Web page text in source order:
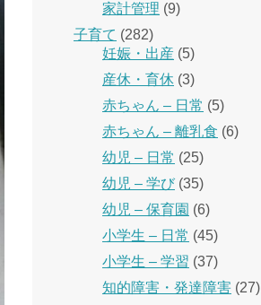
家計管理 (9)
子育て (282)
妊娠・出産 (5)
産休・育休 (3)
赤ちゃん – 日常 (5)
赤ちゃん – 離乳食 (6)
幼児 – 日常 (25)
幼児 – 学び(35)
幼児 – 保育園 (6)
小学生 – 日常 (45)
小学生 – 学習 (37)
知的障害・発達障害 (27)